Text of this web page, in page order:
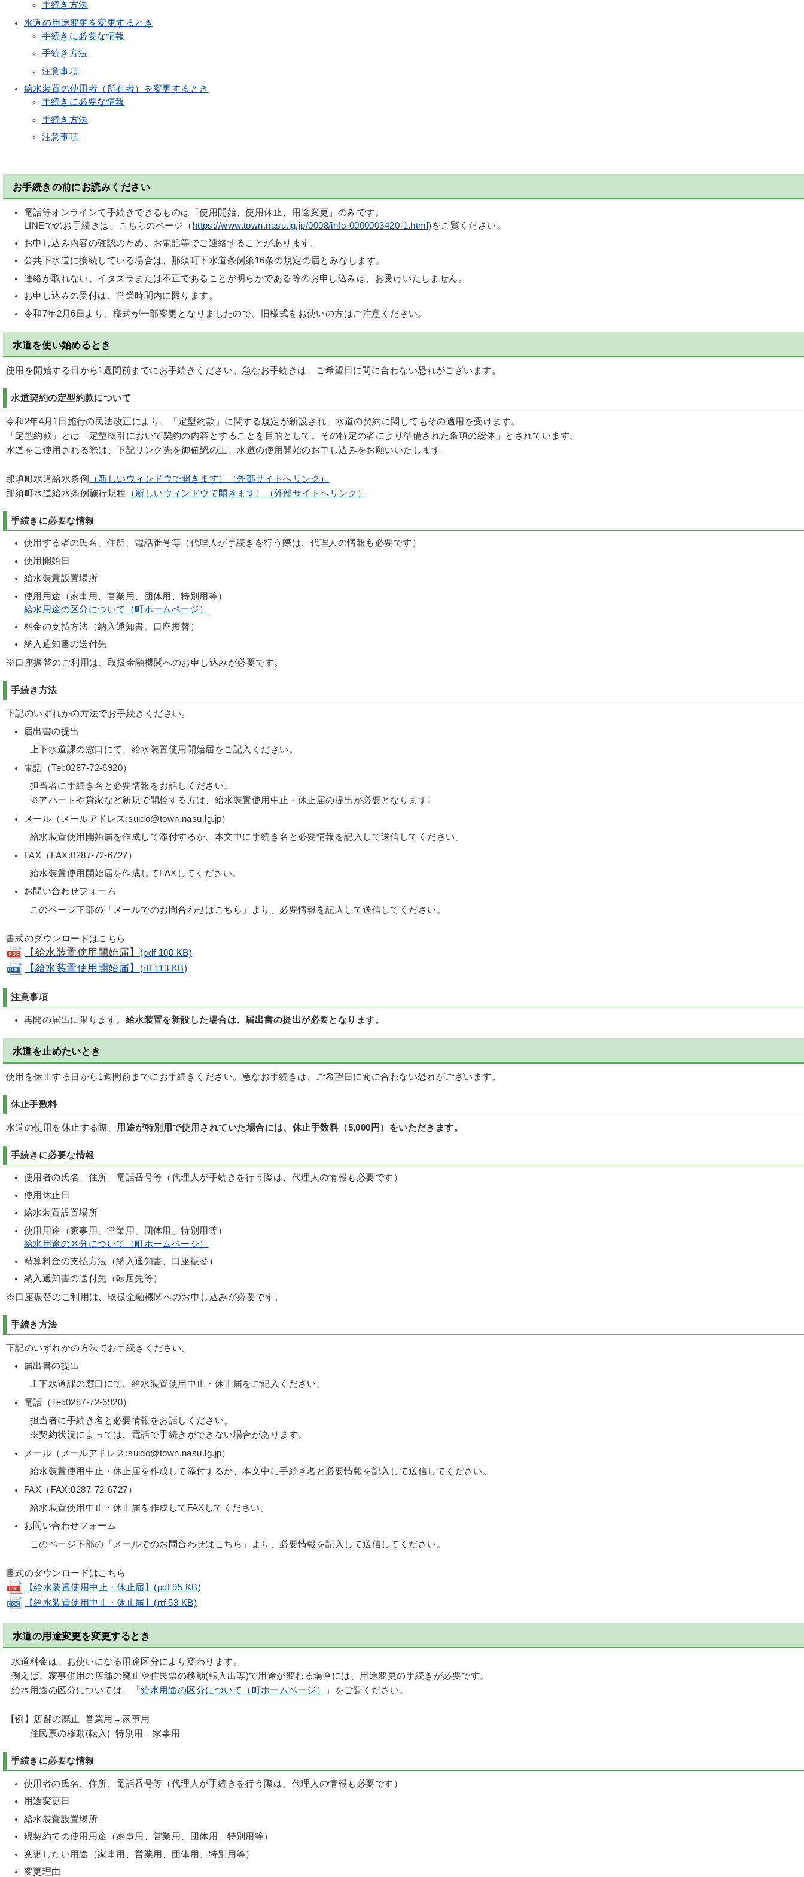
手続き方法
水道の用途変更を変更するとき
手続きに必要な情報
手続き方法
注意事項
給水装置の使用者（所有者）を変更するとき
手続きに必要な情報
手続き方法
注意事項
お手続きの前にお読みください
電話等オンラインで手続きできるものは「使用開始、使用休止、用途変更」のみです。
LINEでのお手続きは、こちらのページ（ https://www.town.nasu.lg.jp/0008/info-0000003420-1.html)をご覧ください。
お申し込み内容の確認のため、お電話等でご連絡することがあります。
公共下水道に接続している場合は、那須町下水道条例第16条の規定の届とみなします。
連絡が取れない、イタズラまたは不正であることが明らかである等のお申し込みは、お受けいたしません。
お申し込みの受付は、営業時間内に限ります。
令和7年2月6日より、様式が一部変更となりましたので、旧様式をお使いの方はご注意ください。
水道を使い始めるとき
使用を開始する日から1週間前までにお手続きください。急なお手続きは、ご希望日に間に合わない恐れがございます。
水道契約の定型約款について
令和2年4月1日施行の民法改正により、「定型約款」に関する規定が新設され、水道の契約に関してもその適用を受けます。
「定型約款」とは「定型取引において契約の内容とすることを目的として、その特定の者により準備された条項の総体」とされています。
水道をご使用される際は、下記リンク先を御確認の上、水道の使用開始のお申し込みをお願いいたします。
那須町水道給水条例 （新しいウィンドウで開きます）（外部サイトへリンク）
那須町水道給水条例施行規程
（新しいウィンドウで開きます）（外部サイトへリンク）
手続きに必要な情報
使用する者の氏名、住所、電話番号等（代理人が手続きを行う際は、代理人の情報も必要です）
使用開始日
給水装置設置場所
使用用途（家事用、営業用、団体用、特別用等）
給水用途の区分について（町ホームページ）
料金の支払方法（納入通知書、口座振替）
納入通知書の送付先
※口座振替のご利用は、取扱金融機関へのお申し込みが必要です。
手続き方法
下記のいずれかの方法でお手続きください。
届出書の提出
上下水道課の窓口にて、給水装置使用開始届をご記入ください。
電話（Tel:0287-72-6920）
担当者に手続き名と必要情報をお話しください。
※アパートや貸家など新規で開栓する方は、給水装置使用中止・休止届の提出が必要となります。
メール（メールアドレス:suido@town.nasu.lg.jp）
給水装置使用開始届を作成して添付するか、本文中に手続き名と必要情報を記入して送信してください。
FAX（FAX:0287-72-6727）
給水装置使用開始届を作成してFAXしてください。
お問い合わせフォーム
このページ下部の「メールでのお問合わせはこちら」より、必要情報を記入して送信してください。
書式のダウンロードはこちら
【給水装置使用開始届】 (pdf 100 KB)
【給水装置使用開始届】 (rtf 113 KB)
注意事項
再開の届出に限ります。 給水装置を新設した場合は、届出書の提出が必要となります。
水道を止めたいとき
使用を休止する日から1週間前までにお手続きください。急なお手続きは、ご希望日に間に合わない恐れがございます。
休止手数料
水道の使用を休止する際、 用途が特別用で使用されていた場合には、休止手数料（5,000円）をいただきます。
手続きに必要な情報
使用者の氏名、住所、電話番号等（代理人が手続きを行う際は、代理人の情報も必要です）
使用休止日
給水装置設置場所
使用用途（家事用、営業用、団体用、特別用等）
給水用途の区分について（町ホームページ）
精算料金の支払方法（納入通知書、口座振替）
納入通知書の送付先（転居先等）
※口座振替のご利用は、取扱金融機関へのお申し込みが必要です。
手続き方法
下記のいずれかの方法でお手続きください。
届出書の提出
上下水道課の窓口にて、給水装置使用中止・休止届をご記入ください。
電話（Tel:0287-72-6920）
担当者に手続き名と必要情報をお話しください。
※契約状況によっては、電話で手続きができない場合があります。
メール（メールアドレス:suido@town.nasu.lg.jp）
給水装置使用中止・休止届を作成して添付するか、本文中に手続き名と必要情報を記入して送信してください。
FAX（FAX:0287-72-6727）
給水装置使用中止・休止届を作成してFAXしてください。
お問い合わせフォーム
このページ下部の「メールでのお問合わせはこちら」より、必要情報を記入して送信してください。
書式のダウンロードはこちら
【給水装置使用中止・休止届】(pdf 95 KB)
【給水装置使用中止・休止届】(rtf 53 KB)
水道の用途変更を変更するとき
水道料金は、お使いになる用途区分により変わります。
例えば、家事併用の店舗の廃止や住民票の移動(転入出等)で用途が変わる場合には、用途変更の手続きが必要です。
給水用途の区分については、「給水用途の区分について（町ホームページ） 」をご覧ください。
【例】店舗の廃止 営業用→家事用
住民票の移動(転入) 特別用→家事用
手続きに必要な情報
使用者の氏名、住所、電話番号等（代理人が手続きを行う際は、代理人の情報も必要です）
用途変更日
給水装置設置場所
現契約での使用用途（家事用、営業用、団体用、特別用等）
変更したい用途（家事用、営業用、団体用、特別用等）
変更理由